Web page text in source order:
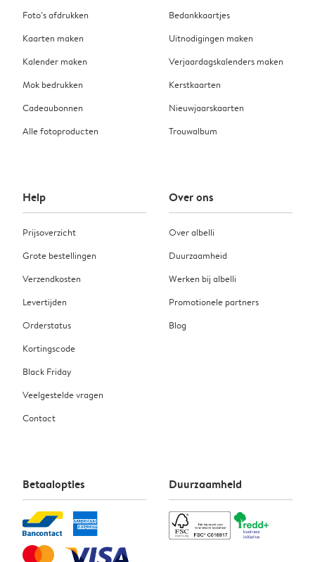
Foto’s afdrukken
Kaarten maken
Kalender maken
Mok bedrukken
Cadeaubonnen
Alle fotoproducten
Bedankkaartjes
Uitnodigingen maken
Verjaardagskalenders maken
Kerstkaarten
Nieuwjaarskaarten
Trouwalbum
Help
Prijsoverzicht
Grote bestellingen
Verzendkosten
Levertijden
Orderstatus
Kortingscode
Black Friday
Veelgestelde vragen
Contact
Over ons
Over albelli
Duurzaamheid
Werken bij albelli
Promotionele partners
Blog
Betaalopties Duurzaamheid